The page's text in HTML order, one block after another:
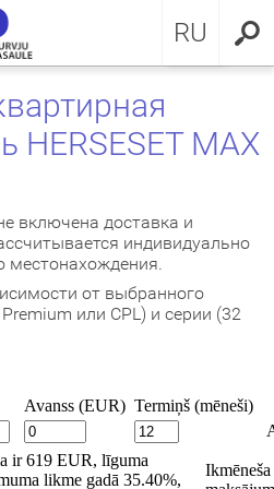
RU
LV
HERSESET MAX
включена доставка и
индивидуально
местонахождения.
от выбранного
или CPL) и серии (32
для
для